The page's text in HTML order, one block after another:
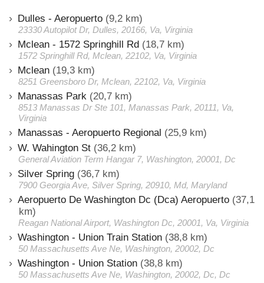
Dulles - Aeropuerto (9,2 km)
23330 Autopilot Dr, Dulles, 20166, Va, Virginia
Mclean - 1572 Springhill Rd (18,7 km)
1572 Springhill Rd, Mclean, 22102, Va, Virginia
Mclean (19,3 km)
8251 Greensboro Dr, Mclean, 22102, Va, Virginia
Manassas Park (20,7 km)
8513 Manassas Dr Ste 101, Manassas Park, 20111, Va,
Virginia
Manassas - Aeropuerto Regional (25,9 km)
W. Wahington St (36,2 km)
General Aviation Term Hangar 7, Washington, 20001, Dc
Silver Spring (36,7 km)
7900 Georgia Ave, Silver Spring, 20910, Md, Maryland
Aeropuerto De Washington Dc (Dca) Aeropuerto (37,1
km)
Reagan National Airport, Washington Dc, 20001, Va, Virginia
Washington - Union Train Station (38,8 km)
50 Massachusetts Ave Ne, Washington, 20002, Dc
Washington - Union Station (38,8 km)
50 Massachusetts Ave Ne, Washington, 20002, Dc, Dc